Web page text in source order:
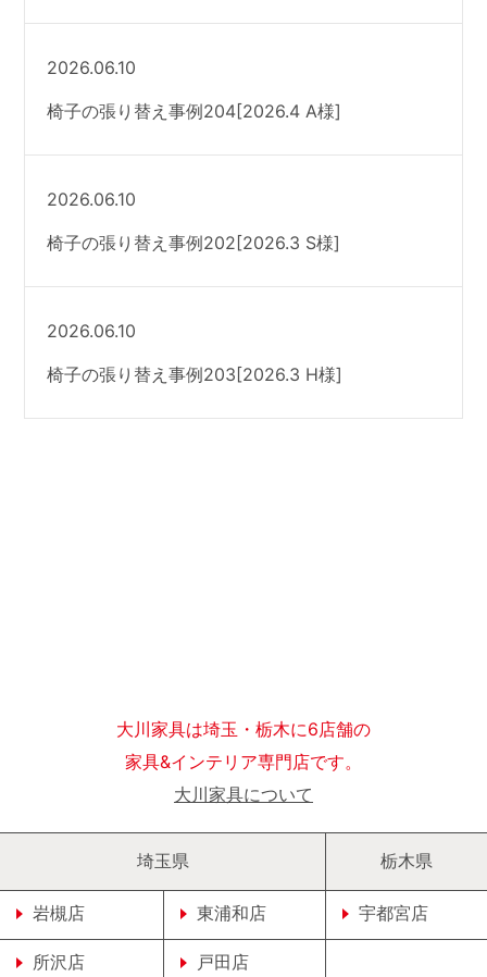
2026.06.10
椅子の張り替え事例204[2026.4 A様]
2026.06.10
椅子の張り替え事例202[2026.3 S様]
2026.06.10
椅子の張り替え事例203[2026.3 H様]
大川家具は埼玉・栃木に6店舗の
家具&インテリア専門店です。
大川家具について
埼玉県
岩槻店 東浦和店
所沢店 戸田店
栃木県
宇都宮店